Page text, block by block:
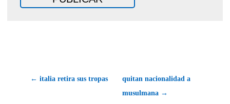
← italia retira sus tropas
quitan nacionalidad a
musulmana →